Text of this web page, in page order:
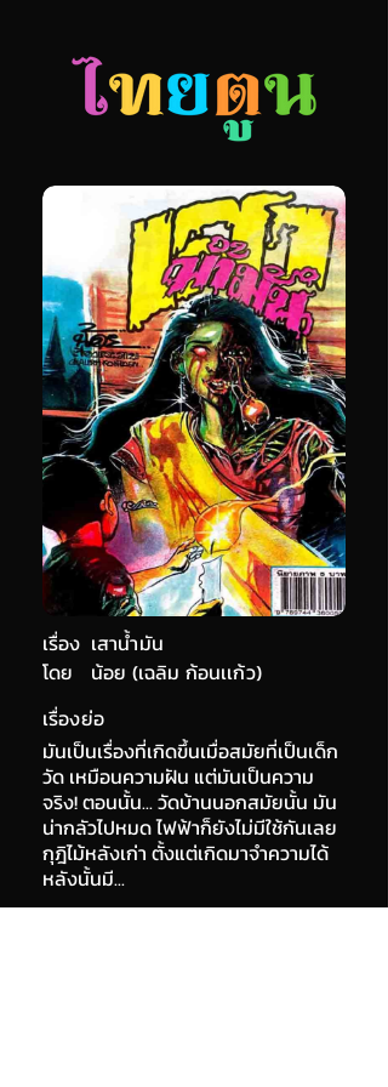
เรื่อง เสาน้ำมัน
น้อย (เฉลิม ก้อนเเก้ว)
โดย
เรื่องย่อ
มันเป็นเรื่องที่เกิดขึ้นเมื่อสมัยที่เป็นเด็ก
วัด เหมือนความฝัน แต่มันเป็นความ
จริง! ตอนนั้น... วัดบ้านนอกสมัยนั้น มัน
น่ากลัวไปหมด ไฟฟ้าก็ยังไม่มีใช้กันเลย
กุฎิไม้หลังเก่า ตั้งแต่เกิดมาจำความได้
หลังนั้นมี...